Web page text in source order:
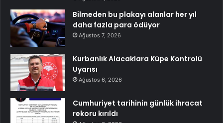
Bilmeden bu plakayı alanlar her yıl
daha fazla para ödüyor
Ağustos 7, 2026
Kurbanlık Alacaklara Küpe Kontrolü
Uyarısı
Ağustos 6, 2026
Cumhuriyet tarihinin günlük ihracat
rekoru kırıldı